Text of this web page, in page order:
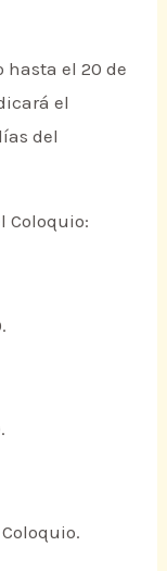
hasta el 20 de
el
del
Coloquio: